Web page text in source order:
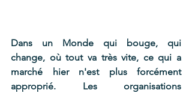
Dans un Monde qui bouge, qui
change, où tout va très vite, ce qui a
marché hier n'est plus forcément
approprié. Les organisations